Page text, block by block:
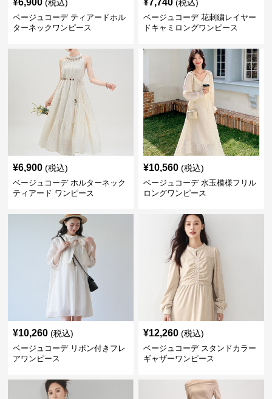
¥6,900 (税込)
ベージュコーデ ティアードホル
ターネックワンピース
¥7,740 (税込)
ベージュコーデ 花刺繍レイヤー
ドキャミロングワンピース
¥6,900 (税込)
ベージュコーデ ホルターネック
ティアード ワンピース
¥10,560 (税込)
ベージュコーデ 水玉模様フリル
ロングワンピース
¥10,260 (税込)
ベージュコーデ リボン付きフレ
アワンピース
¥12,260 (税込)
ベージュコーデ スタンドカラー
ギャザーワンピース